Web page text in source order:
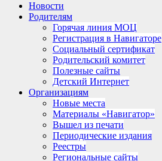
Новости
Родителям
Горячая линия МОЦ
Регистрация в Навигаторе
Социальный сертификат
Родительский комитет
Полезные сайты
Детский Интернет
Организациям
Новые места
Материалы «Навигатор»
Вышел из печати
Периодические издания
Реестры
Региональные сайты